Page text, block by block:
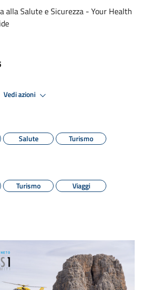
alla Salute e Sicurezza - Your Health
Vedi azioni
Salute Turismo
Turismo Viaggi